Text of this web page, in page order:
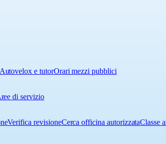
e tutorOrari mezzi pubblici
di servizio
Verifica revisioneCerca officina autorizzataClasse